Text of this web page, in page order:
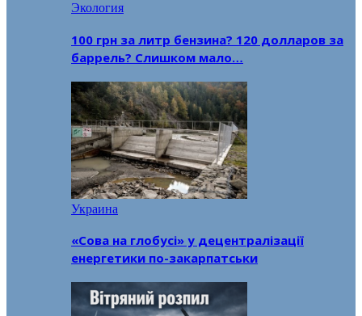
Экология
100 грн за литр бензина? 120 долларов за
баррель? Слишком мало…
Украина
«Сова на глобусі» у децентралізації
енергетики по-закарпатськи